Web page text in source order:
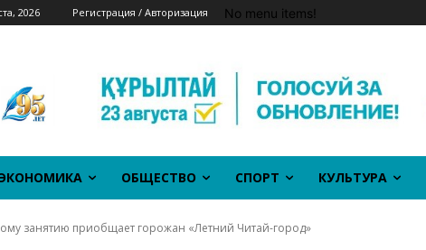
2026 Регистрация / Авторизация No menu items!
ОБЩЕСТВО СПОРТ КУЛЬТУРА
занятию приобщает горожан «Летний Читай-город»